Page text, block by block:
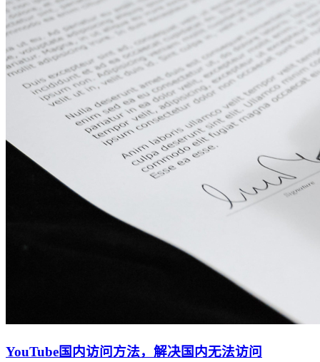
YouTube国内访问方法，解决国内无法访问